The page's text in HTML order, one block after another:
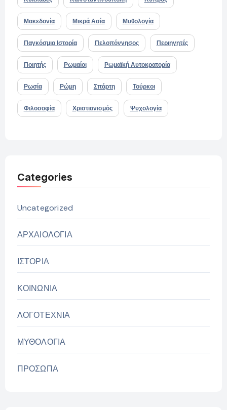
Μακεδονία Μικρά Ασία Μυθολογία
Παγκόσμια Ιστορία Πελοπόννησος Περιηγητές
Ποιητής Ρωμαίοι Ρωμαϊκή Αυτοκρατορία
Ρωσία Ρώμη Σπάρτη Τούρκοι
Φιλοσοφία Χριστιανισμός Ψυχολογία
Categories
Uncategorized
ΑΡΧΑΙΟΛΟΓΙΑ
ΙΣΤΟΡΙΑ
ΚΟΙΝΩΝΙΑ
ΛΟΓΟΤΕΧΝΙΑ
ΜΥΘΟΛΟΓΙΑ
ΠΡΟΣΩΠΑ